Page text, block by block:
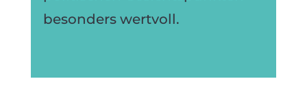
besonders wertvoll.